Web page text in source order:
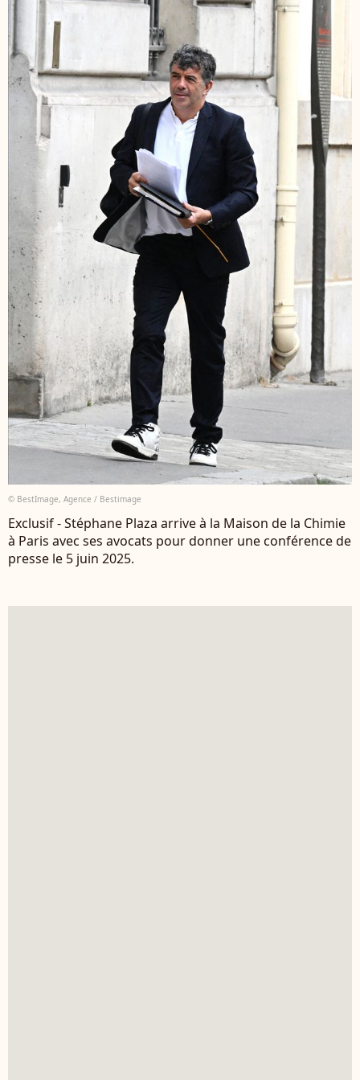
© BestImage, Agence / Bestimage
Exclusif - Stéphane Plaza arrive à la Maison de la Chimie
à Paris avec ses avocats pour donner une conférence de
presse le 5 juin 2025.